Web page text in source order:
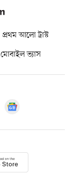
প্রথম আলো ট্রাস্ট
মোবাইল ভ্যাস